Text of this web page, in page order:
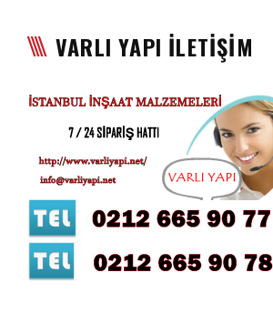
VARLI YAPI İLETİŞİM